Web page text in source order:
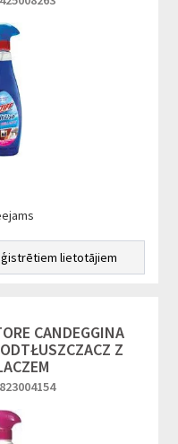
lietotājiem
CANDEGGINA
Z